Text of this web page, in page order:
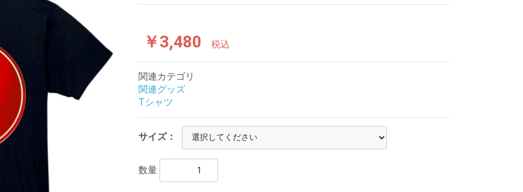
￥3,480 税込
関連カテゴリ
関連グッズ
Tシャツ
サイズ：
数量